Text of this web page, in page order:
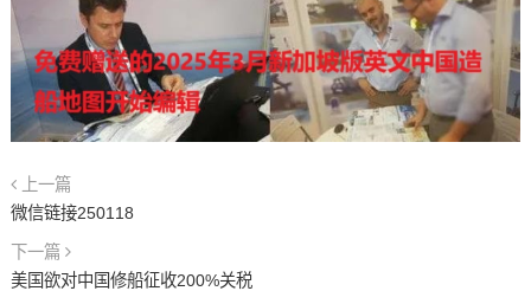
上一篇
微信链接250118
下一篇
美国欲对中国修船征收200%关税